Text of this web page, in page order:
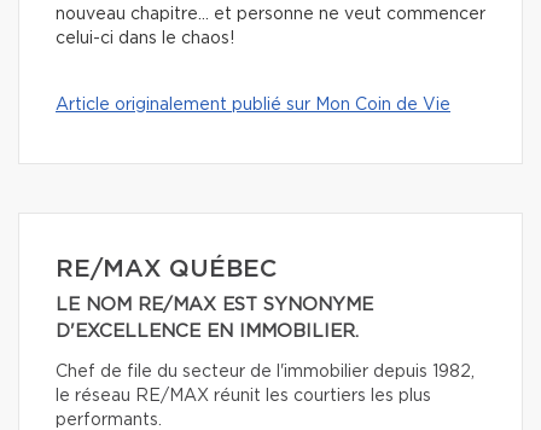
nouveau chapitre… et personne ne veut commencer
celui-ci dans le chaos!
Article originalement publié sur Mon Coin de Vie
RE/MAX QUÉBEC
LE NOM RE/MAX EST SYNONYME
D'EXCELLENCE EN IMMOBILIER.
Chef de file du secteur de l'immobilier depuis 1982,
le réseau RE/MAX réunit les courtiers les plus
performants.